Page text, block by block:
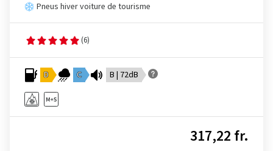
Pneus hiver voiture de tourisme
(6)
D C B | 72dB
317,22 fr.